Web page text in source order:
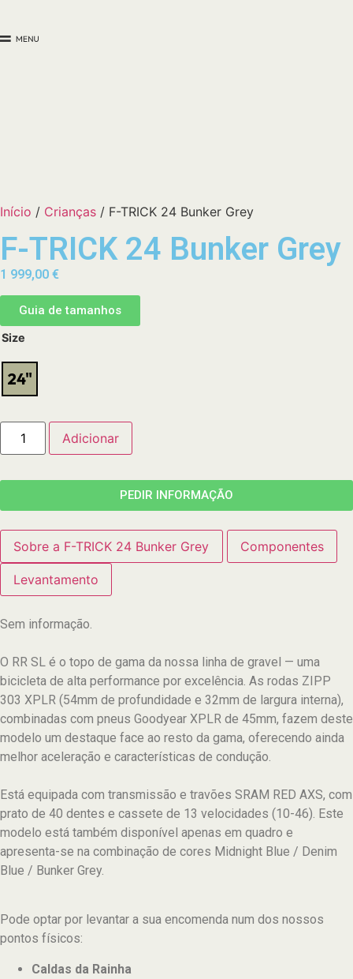
Início / Crianças / F-TRICK 24 Bunker Grey
F-TRICK 24 Bunker Grey
1 999,00 €
Guia de tamanhos
Size
24"
Adicionar
PEDIR INFORMAÇÃO
Sobre a F-TRICK 24 Bunker Grey Componentes
Levantamento
Sem informação.
O RR SL é o topo de gama da nossa linha de gravel — uma
bicicleta de alta performance por excelência. As rodas ZIPP
303 XPLR (54mm de profundidade e 32mm de largura interna),
combinadas com pneus Goodyear XPLR de 45mm, fazem deste
modelo um destaque face ao resto da gama, oferecendo ainda
melhor aceleração e características de condução.
Está equipada com transmissão e travões SRAM RED AXS, com
prato de 40 dentes e cassete de 13 velocidades (10-46). Este
modelo está também disponível apenas em quadro e
apresenta-se na combinação de cores Midnight Blue / Denim
Blue / Bunker Grey.
Pode optar por levantar a sua encomenda num dos nossos
pontos físicos:
Caldas da Rainha